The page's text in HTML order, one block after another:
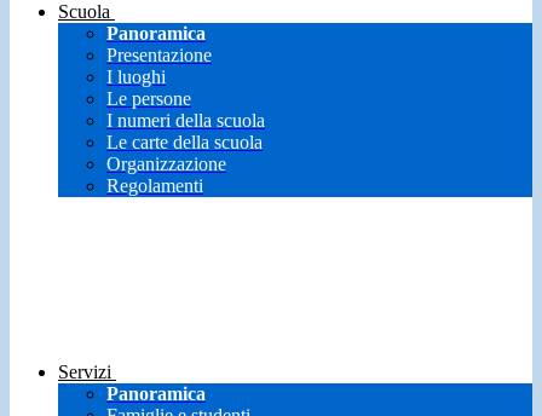
Scuola
Panoramica
Presentazione
I luoghi
Le persone
I numeri della scuola
Le carte della scuola
Organizzazione
Regolamenti
Servizi
Panoramica